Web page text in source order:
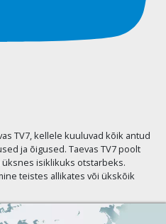
TV7, kellele kuuluvad kõik antud
ja õigused. Taevas TV7 poolt
üksnes isiklikuks otstarbeks.
teistes allikates või ükskõik